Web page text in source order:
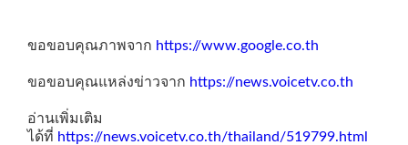
ขอขอบคุณภาพจาก https://www.google.co.th
ขอขอบคุณแหล่งข่าวจาก https://news.voicetv.co.th
อ่านเพิ่มเติม
ได้ที่ https://news.voicetv.co.th/thailand/519799.html